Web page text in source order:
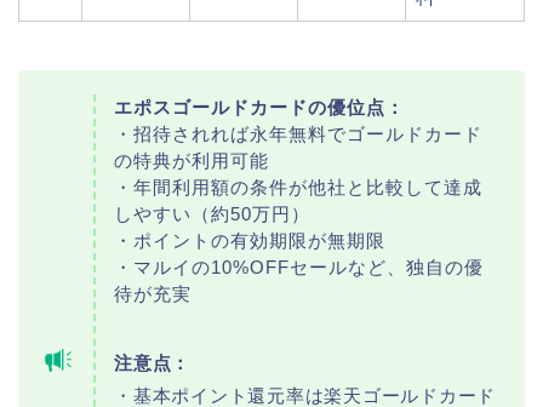
エポスゴールドカードの優位点：
・招待されれば永年無料でゴールドカード
の特典が利用可能
・年間利用額の条件が他社と比較して達成
しやすい（約50万円）
・ポイントの有効期限が無期限
・マルイの10%OFFセールなど、独自の優
待が充実
注意点：
・基本ポイント還元率は楽天ゴールドカード